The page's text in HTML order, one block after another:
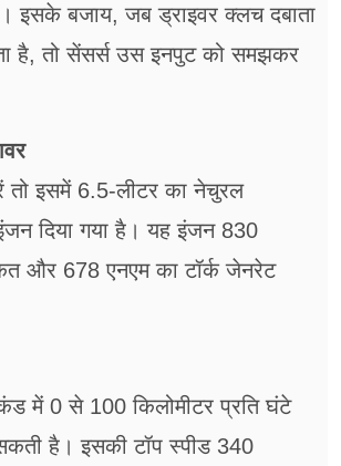
इसके बजाय, जब ड्राइवर क्लच दबाता
है, तो सेंसर्स उस इनपुट को समझकर
तो इसमें 6.5-लीटर का नेचुरल
दिया गया है। यह इंजन 830
और 678 एनएम का टॉर्क जेनरेट
में 0 से 100 किलोमीटर प्रति घंटे
है। इसकी टॉप स्पीड 340